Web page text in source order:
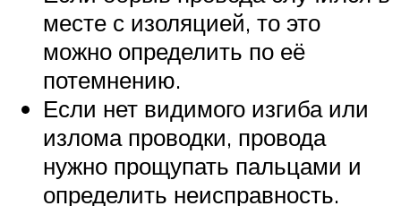
месте с изоляцией, то это
можно определить по её
потемнению.
Если нет видимого изгиба или
излома проводки, провода
нужно прощупать пальцами и
определить неисправность.